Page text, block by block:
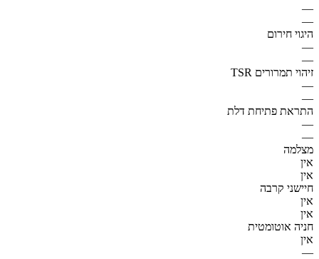
—
—
היגוי חירום
—
—
זיהוי תמרורים TSR
—
—
התראת פתיחת דלת
—
—
מצלמה
אין
אין
חיישני קרבה
אין
אין
חניה אוטומטית
אין
—